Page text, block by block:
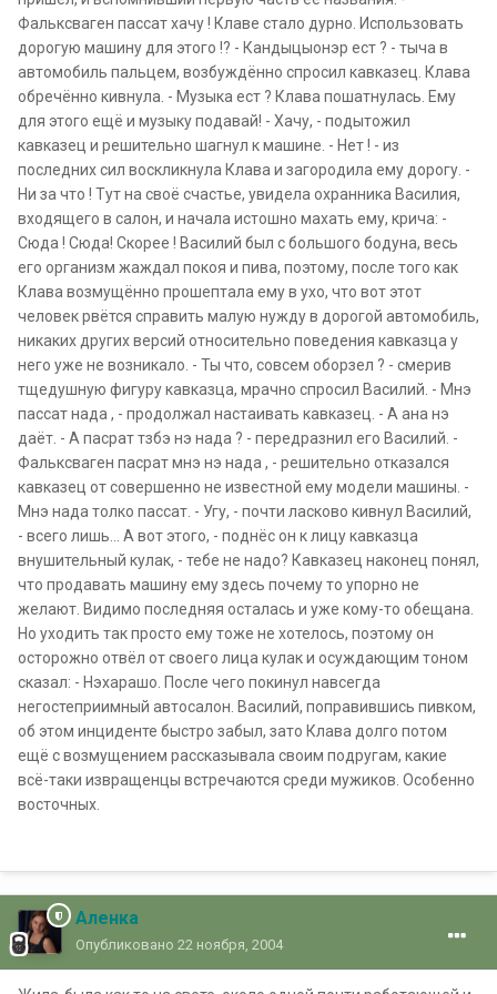
Фальксваген пассат хачу ! Клаве стало дурно. Использовать
дорогую машину для этого !? - Кандыцыонэр ест ? - тыча в
автомобиль пальцем, возбуждённо спросил кавказец. Клава
обречённо кивнула. - Музыка ест ? Клава пошатнулась. Ему
для этого ещё и музыку подавай! - Хачу, - подытожил
кавказец и решительно шагнул к машине. - Hет ! - из
последних сил воскликнула Клава и загородила ему дорогу. -
Hи за что ! Тут на своё счастье, увидела охранника Василия,
входящего в салон, и начала истошно махать ему, крича: -
Сюда ! Сюда! Скорее ! Василий был с большого бодуна, весь
его организм жаждал покоя и пива, поэтому, после того как
Клава возмущённо прошептала ему в ухо, что вот этот
человек рвётся справить малую нужду в дорогой автомобиль,
никаких других версий относительно поведения кавказца у
него уже не возникало. - Ты что, совсем оборзел ? - смерив
тщедушную фигуру кавказца, мрачно спросил Василий. - Мнэ
пассат нада , - продолжал настаивать кавказец. - А ана нэ
даёт. - А пасрат тзбэ нэ нада ? - передразнил его Василий. -
Фальксваген пасрат мнэ нэ нада , - решительно отказался
кавказец от совершенно не известной ему модели машины. -
Мнэ нада толко пассат. - Угу, - почти ласково кивнул Василий,
- всего лишь... А вот этого, - поднёс он к лицу кавказца
внушительный кулак, - тебе не надо? Кавказец наконец понял,
что продавать машину ему здесь почему то упорно не
желают. Видимо последняя осталась и уже кому-то обещана.
Hо уходить так просто ему тоже не хотелось, поэтому он
осторожно отвёл от своего лица кулак и осуждающим тоном
сказал: - Hэхарашо. После чего покинул навсегда
негостеприимный автосалон. Василий, поправившись пивком,
об этом инциденте быстро забыл, зато Клава долго потом
ещё с возмущением рассказывала своим подругам, какие
всё-таки извращенцы встречаются среди мужиков. Особенно
восточных.
Аленка
Опубликовано 22 ноября, 2004